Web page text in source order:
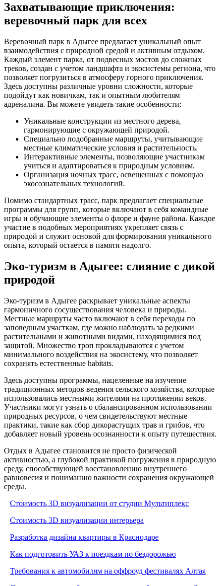
Захватывающие приключения:
веревочный парк для всех
Веревочный парк в Адыгее предлагает уникальный опыт
взаимодействия с природной средой и активным отдыхом.
Каждый элемент парка, от подвесных мостов до сложных
треков, создан с учетом ландшафта и экосистемы региона, что
позволяет погрузиться в атмосферу горного приключения.
Здесь доступны различные уровни сложности, которые
подойдут как новичкам, так и опытным любителям
адреналина. Вы можете увидеть такие особенности:
Уникальные конструкции из местного дерева,
гармонирующие с окружающей природой.
Специально подобранные маршруты, учитывающие
местные климатические условия и растительность.
Интерактивные элементы, позволяющие участникам
учиться и адаптироваться к природным условиям.
Организация ночных трасс, освещенных с помощью
экосознательных технологий.
Помимо стандартных трасс, парк предлагает специальные
программы для групп, которые включают в себя командные
игры и обучающие элементы о флоре и фауне района. Каждое
участие в подобных мероприятиях укрепляет связь с
природой и служит основой для формирования уникального
опыта, который остается в памяти надолго.
Эко-туризм в Адыгее: слияние с дикой
природой
Эко-туризм в Адыгее раскрывает уникальные аспекты
гармоничного сосуществования человека и природы.
Местные маршруты часто включают в себя переходы по
заповедным участкам, где можно наблюдать за редкими
растительными и животными видами, находящимися под
защитой. Множество троп прокладываются с учетом
минимального воздействия на экосистему, что позволяет
сохранять естественные habitats.
Здесь доступны программы, нацеленные на изучение
традиционных методов ведения сельского хозяйства, которые
использовались местными жителями на протяжении веков.
Участники могут узнать о сбалансированном использовании
природных ресурсов, о чем свидетельствуют местные
практики, такие как сбор дикорастущих трав и грибов, что
добавляет новый уровень осознанности к опыту путешествия.
Отдых в Адыгее становится не просто физической
активностью, а глубокой практикой погружения в природную
среду, способствующей восстановлению внутреннего
равновесия и пониманию важности сохранения окружающей
среды.
Стоимость 3D визуализации от студии Мультиплекс
Стоимость 3D визуализации интерьера
Разработка дизайна квартиры в Краснодаре
Как подготовить УАЗ к поездкам по бездорожью
Требования к автомобилям на оффроуд фестивалях Алтая